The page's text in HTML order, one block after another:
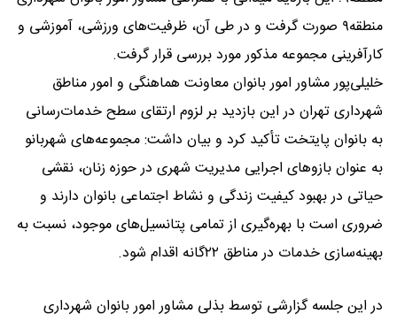
منطقه۹ صورت گرفت و در طی آن، ظرفیت‌های ورزشی، آموزشی و
کارآفرینی مجموعه مذکور مورد بررسی قرار گرفت.
خلیلی‌پور مشاور امور بانوان معاونت هماهنگی و امور مناطق
شهرداری تهران در این بازدید بر لزوم ارتقای سطح خدمات‌رسانی
به بانوان پایتخت تأکید کرد و بیان داشت: مجموعه‌های شهربانو
به عنوان بازوهای اجرایی مدیریت شهری در حوزه زنان، نقشی
حیاتی در بهبود کیفیت زندگی و نشاط اجتماعی بانوان دارند و
ضروری است با بهره‌گیری از تمامی پتانسیل‌های موجود، نسبت به
بهینه‌سازی خدمات در مناطق ۲۲گانه اقدام شود.
در این جلسه گزارشی توسط بذلی مشاور امور بانوان شهرداری